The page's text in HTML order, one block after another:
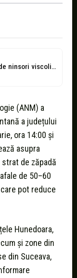
Caraș-Severin, sub Cod galben de ninsori viscolite. ANM anunță vânt puternic, precipitații...
(ANM) a
a județului
ora 14:00 și
asupra
de zăpadă
de 50–60
pot reduce
Hunedoara,
și zone din
din Suceava,